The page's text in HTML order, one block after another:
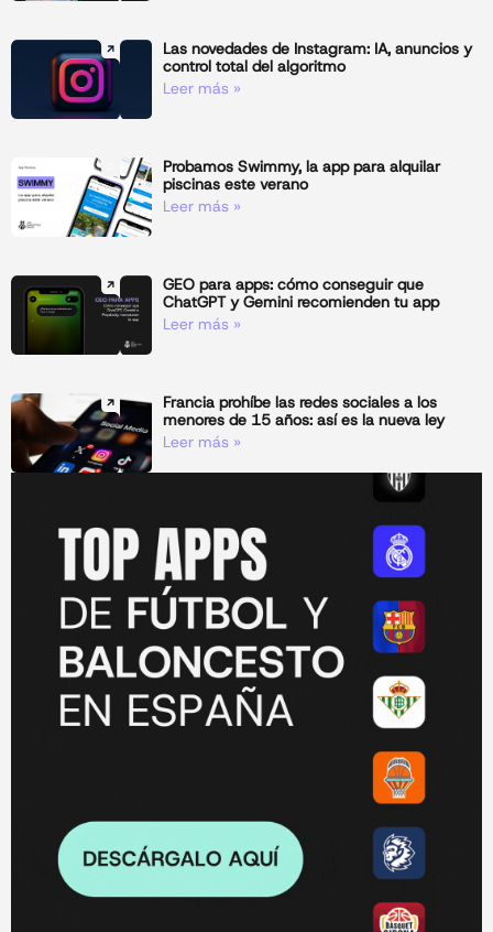
Las novedades de Instagram: IA, anuncios y
control total del algoritmo
Leer más »
Probamos Swimmy, la app para alquilar
piscinas este verano
Leer más »
GEO para apps: cómo conseguir que
ChatGPT y Gemini recomienden tu app
Leer más »
Francia prohíbe las redes sociales a los
menores de 15 años: así es la nueva ley
Leer más »